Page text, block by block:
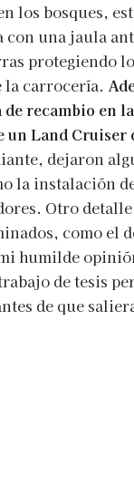
los bosques,
con una jaula
protegiendo
la carrocería.
recambio en
Land Cruiser
dejaron
la instalación
Otro
como el
humilde
de tesis
de que